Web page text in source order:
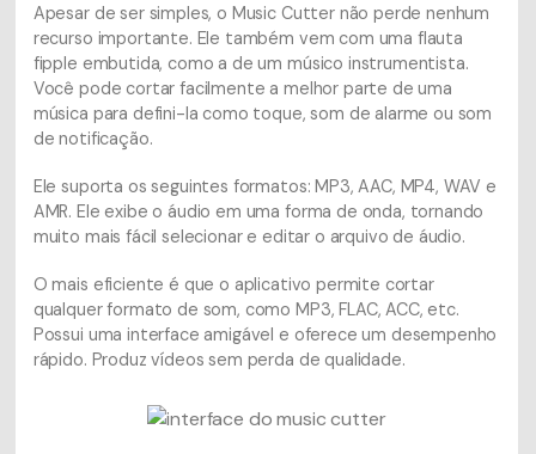
Apesar de ser simples, o Music Cutter não perde nenhum
recurso importante. Ele também vem com uma flauta
fipple embutida, como a de um músico instrumentista.
Você pode cortar facilmente a melhor parte de uma
música para defini-la como toque, som de alarme ou som
de notificação.
Ele suporta os seguintes formatos: MP3, AAC, MP4, WAV e
AMR. Ele exibe o áudio em uma forma de onda, tornando
muito mais fácil selecionar e editar o arquivo de áudio.
O mais eficiente é que o aplicativo permite cortar
qualquer formato de som, como MP3, FLAC, ACC, etc.
Possui uma interface amigável e oferece um desempenho
rápido. Produz vídeos sem perda de qualidade.